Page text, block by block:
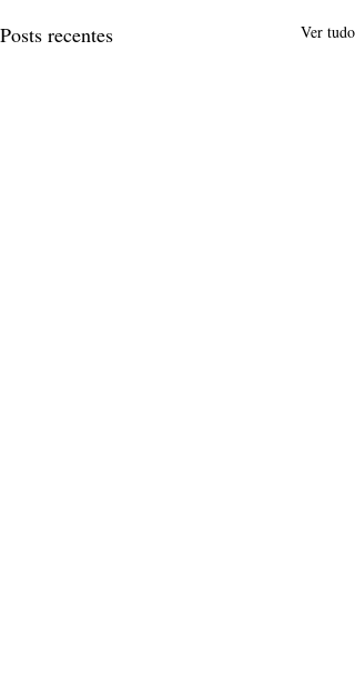
Posts recentes Ver tudo